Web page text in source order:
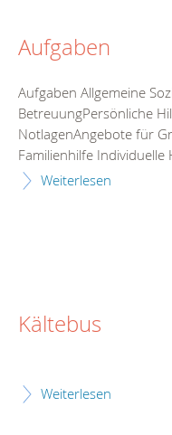
Aufgaben
Aufgaben Allgemeine
BetreuungPersönliche
NotlagenAngebote für
Familienhilfe Individuelle
Weiterlesen
Kältebus
Weiterlesen